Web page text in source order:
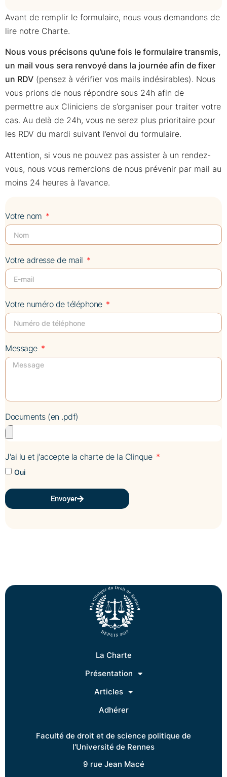
Avant de remplir le formulaire, nous vous demandons de
lire notre Charte.
Nous vous précisons qu’une fois le formulaire transmis,
un mail vous sera renvoyé dans la journée afin de fixer
un RDV (pensez à vérifier vos mails indésirables). Nous
vous prions de nous répondre sous 24h afin de
permettre aux Cliniciens de s’organiser pour traiter votre
cas. Au delà de 24h, vous ne serez plus prioritaire pour
les RDV du mardi suivant l’envoi du formulaire.
Attention, si vous ne pouvez pas assister à un rendez-
vous, nous vous remercions de nous prévenir par mail au
moins 24 heures à l’avance.
Votre nom
Votre adresse de mail
Votre numéro de téléphone
Message
Documents (en .pdf)
J'ai lu et j'accepte la charte de la Clinque
Oui
Envoyer
La Charte
Présentation
Articles
Adhérer
Faculté de droit et de science politique de
l'Université de Rennes
9 rue Jean Macé